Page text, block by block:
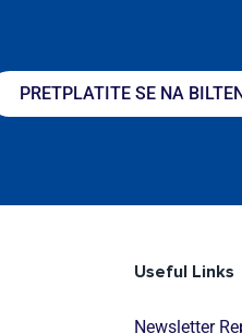
PRETPLATITE SE NA BILTEN
Useful Links
Newsletter